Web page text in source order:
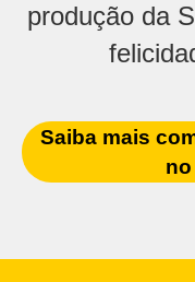
produção da
Saiba mais